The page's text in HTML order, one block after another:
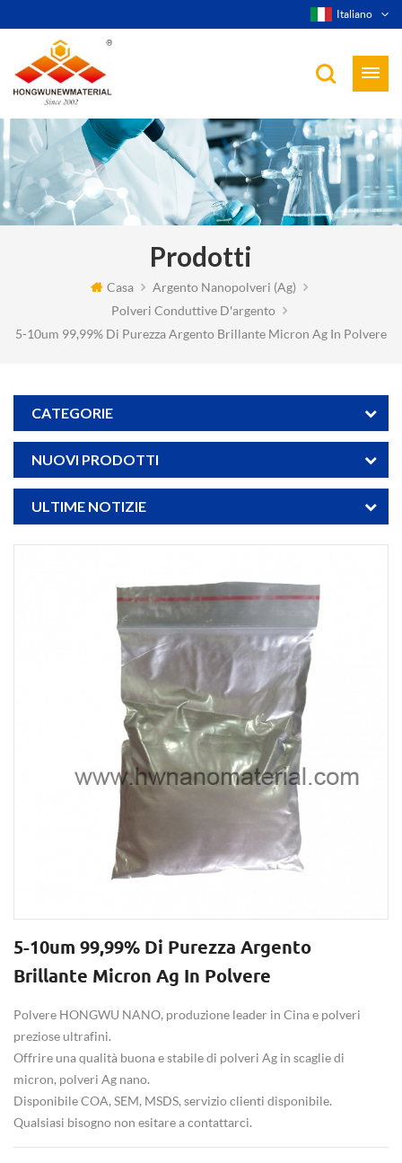
Italiano
Prodotti
Casa
Argento Nanopolveri (ag)
Polveri Conduttive D'argento
5-10um 99,99% Di Purezza Argento Brillante Micron Ag In Polvere
CATEGORIE
NUOVI PRODOTTI
ULTIME NOTIZIE
5-10um 99,99% Di Purezza Argento
Brillante Micron Ag In Polvere
Polvere HONGWU NANO, produzione leader in Cina e polveri
preziose ultrafini.
Offrire una qualità buona e stabile di polveri Ag in scaglie di
micron, polveri Ag nano.
Disponibile COA, SEM, MSDS, servizio clienti disponibile.
Qualsiasi bisogno non esitare a contattarci.